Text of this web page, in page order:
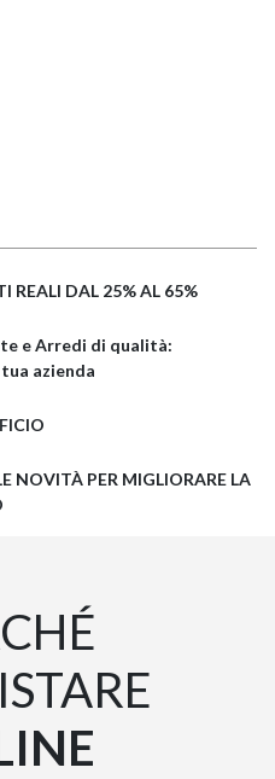
REALI DAL 25% AL 65%
e Arredi di qualità:
azienda
NOVITÀ PER MIGLIORARE LA